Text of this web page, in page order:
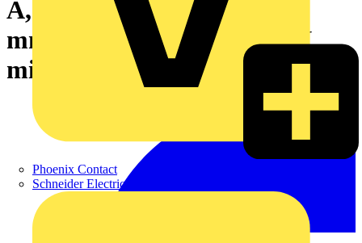
Phoenix Contact
Schneider Electric
A, Raster in mm: 3.50, 1.5
mm², Polzahl: 15, PUSH IN
mit Betätigungselement, Box